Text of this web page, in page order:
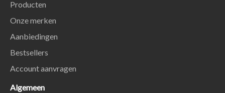
Producten
Onze merken
Aanbiedingen
Bestsellers
Account aanvragen
Algemeen